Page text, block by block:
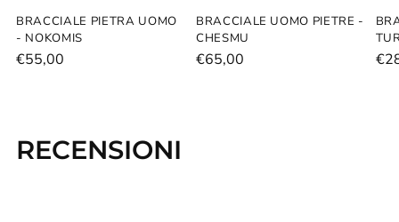
BRACCIALE PIETRA UOMO
- NOKOMIS
€55,00
BRACCIALE UOMO PIETRE -
CHESMU
€65,00
RECENSIONI